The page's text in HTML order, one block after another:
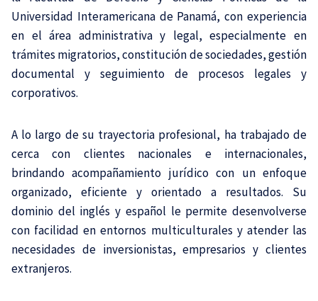
Universidad Interamericana de Panamá, con experiencia
en el área administrativa y legal, especialmente en
trámites migratorios, constitución de sociedades, gestión
documental y seguimiento de procesos legales y
corporativos.
A lo largo de su trayectoria profesional, ha trabajado de
cerca con clientes nacionales e internacionales,
brindando acompañamiento jurídico con un enfoque
organizado, eficiente y orientado a resultados. Su
dominio del inglés y español le permite desenvolverse
con facilidad en entornos multiculturales y atender las
necesidades de inversionistas, empresarios y clientes
extranjeros.